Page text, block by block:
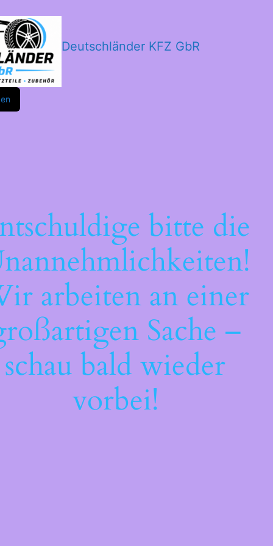
Deutschländer KFZ GbR
bitte die
arbeiten an einer
Sache –
schau bald wieder
vorbei!